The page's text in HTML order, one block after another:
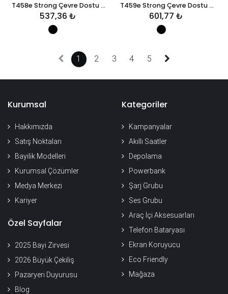
T458e Strong Çevre Dostu PD 25W Yüksek Hızlı Şarj Başlığı
537,36 ₺
T459e Strong Çevre Dostu USB-C – USB-C PD 25W Hızlı Şarj Aleti
601,77 ₺
1 2 3 4 5
Kurumsal
Hakkımızda
Satış Noktaları
Bayilik Modelleri
Kurumsal Çözümler
Medya Merkezi
Kariyer
Özel Sayfalar
2025 Bayi Zirvesi
2026 Büyük Çekiliş
Pazaryeri Duyurusu
Blog
Kategoriler
Kampanyalar
Akıllı Saatler
Depolama
Powerbank
Şarj Grubu
Ses Grubu
Araç İçi Aksesuarları
Telefon Bataryası
Ekran Koruyucu
Eco Friendly
Mağaza